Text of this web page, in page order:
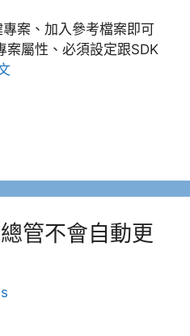
案、加入參考檔案即可
案屬性、必須設定跟SDK
管不會自動更